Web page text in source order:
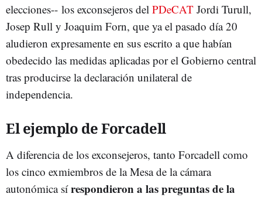
elecciones-- los exconsejeros del PDeCAT Jordi Turull,
Josep Rull y Joaquim Forn, que ya el pasado día 20
aludieron expresamente en sus escrito a que habían
obedecido las medidas aplicadas por el Gobierno central
tras producirse la declaración unilateral de
independencia.
El ejemplo de Forcadell
A diferencia de los exconsejeros, tanto Forcadell como
los cinco exmiembros de la Mesa de la cámara
autonómica sírespondieron a las preguntas de la